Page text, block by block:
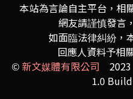
本站為言論自主平台，相
網友請謹慎發言
如面臨法律糾紛，
回應人資料予相
©新文媒體有限公司
1.0